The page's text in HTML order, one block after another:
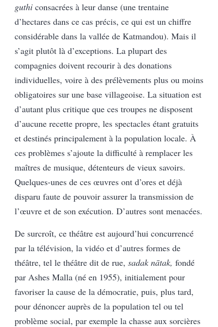
guthi consacrées à leur danse (une trentaine
d’hectares dans ce cas précis, ce qui est un chiffre
considérable dans la vallée de Katmandou). Mais il
s’agit plutôt là d’exceptions. La plupart des
compagnies doivent recourir à des donations
individuelles, voire à des prélèvements plus ou moins
obligatoires sur une base villageoise. La situation est
d’autant plus critique que ces troupes ne disposent
d’aucune recette propre, les spectacles étant gratuits
et destinés principalement à la population locale. À
ces problèmes s’ajoute la difficulté à remplacer les
maîtres de musique, détenteurs de vieux savoirs.
Quelques-unes de ces œuvres ont d’ores et déjà
disparu faute de pouvoir assurer la transmission de
l’œuvre et de son exécution. D’autres sont menacées.
De surcroît, ce théâtre est aujourd’hui concurrencé
par la télévision, la vidéo et d’autres formes de
théâtre, tel le théâtre dit de rue, sadak nātak, fondé
par Ashes Malla (né en 1955), initialement pour
favoriser la cause de la démocratie, puis, plus tard,
pour dénoncer auprès de la population tel ou tel
problème social, par exemple la chasse aux sorcières